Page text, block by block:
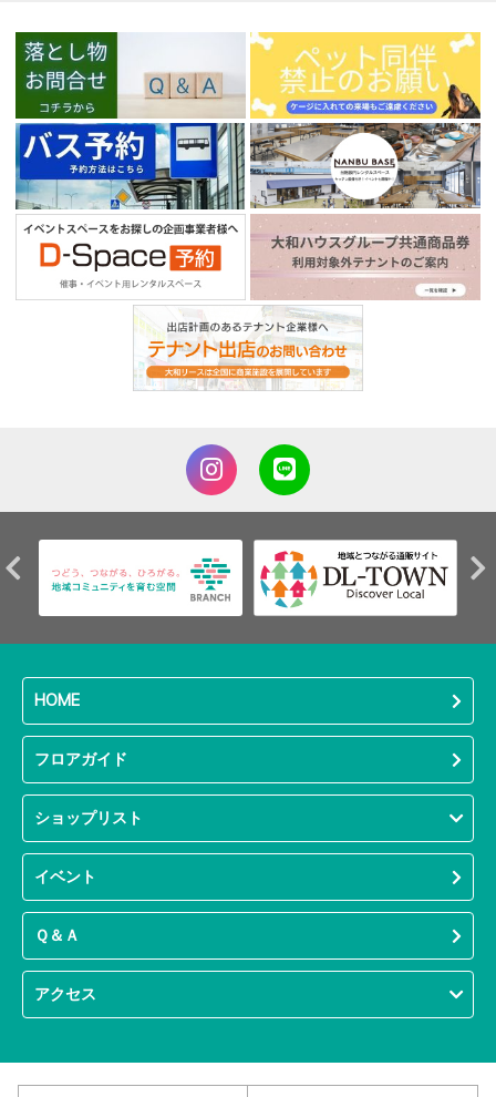
HOME
フロアガイド
ショップリスト
イベント
Ｑ＆Ａ
アクセス